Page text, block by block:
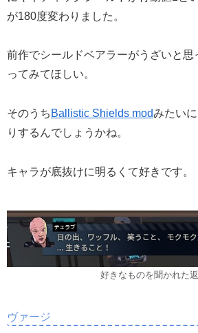
が180度変わりました。
前作でシールドベアラーがうざいと思
ってみてほしい。
そのうち Ballistic Shields modみたい
りするんでしょうかね。
キャラが底抜けに明るくて好きです。
好きなものを聞かれた
ヴァージ